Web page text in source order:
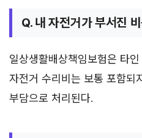
Q. 내 자전거가 부서진
일상생활배상책임보험은 타
자전거 수리비는 보통 포함되
부담으로 처리된다.